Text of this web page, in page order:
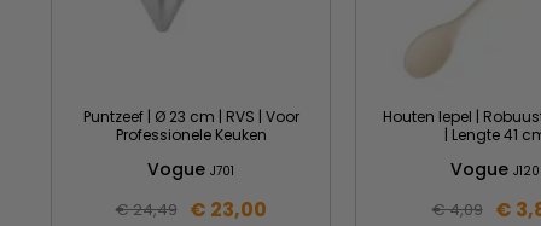
Puntzeef | Ø 23 cm | RVS | Voor
Professionele Keuken
Vogue J701
€ 24,49
€ 23,00
Houten lepel |
| Lengte 41
Vogue J120
€ 4,09
€